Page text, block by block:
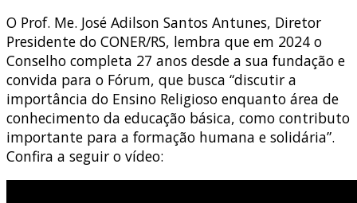
O Prof. Me. José Adilson Santos Antunes, Diretor
Presidente do CONER/RS, lembra que em 2024 o
Conselho completa 27 anos desde a sua fundação e
convida para o Fórum, que busca “discutir a
importância do Ensino Religioso enquanto área de
conhecimento da educação básica, como contributo
importante para a formação humana e solidária”.
Confira a seguir o vídeo: